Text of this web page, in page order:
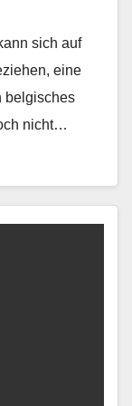
sich auf
eine
belgisches
nicht…